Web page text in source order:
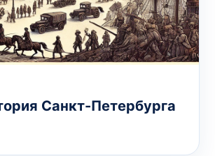
Санкт-Петербурга